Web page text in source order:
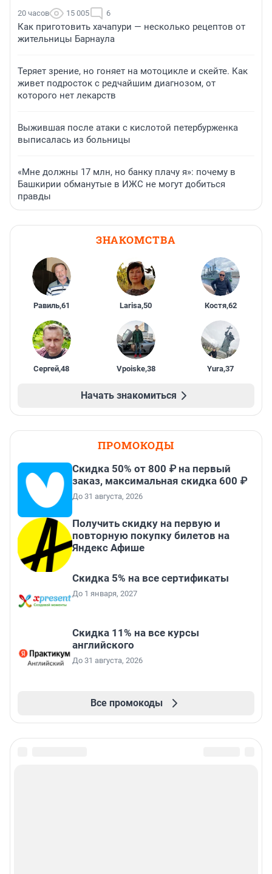
20 часов 15 005 6
Как приготовить хачапури — несколько рецептов от
жительницы Барнаула
Теряет зрение, но гоняет на мотоцикле и скейте. Как
живет подросток с редчайшим диагнозом, от
которого нет лекарств
Выжившая после атаки с кислотой петербурженка
выписалась из больницы
«Мне должны 17 млн, но банку плачу я»: почему в
Башкирии обманутые в ИЖС не могут добиться
правды
ЗНАКОМСТВА
Равиль,61 Larisa,50 Костя,62
Сергей,48 Vpoiske,38 Yura,37
Начать знакомиться
ПРОМОКОДЫ
Скидка 50% от 800 ₽ на первый
заказ, максимальная скидка 600 ₽
До 31 августа, 2026
Получить скидку на первую и
повторную покупку билетов на
Яндекс Афише
Скидка 5% на все сертификаты
До 1 января, 2027
Скидка 11% на все курсы
английского
До 31 августа, 2026
Все промокоды